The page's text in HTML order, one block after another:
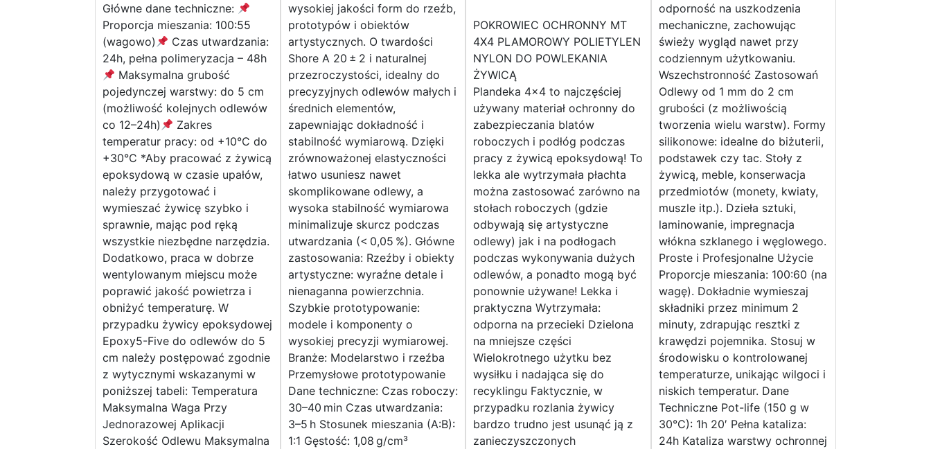
Główne dane techniczne:
Proporcja mieszania: 100:55
(wagowo)
Czas utwardzania:
24h, pełna polimeryzacja – 48h
Maksymalna grubość
pojedynczej warstwy: do 5 cm
(możliwość kolejnych odlewów
co 12–24h)
Zakres
temperatur pracy: od +10°C do
+30°C *Aby pracować z żywicą
epoksydową w czasie upałów,
należy przygotować i
wymieszać żywicę szybko i
sprawnie, mając pod ręką
wszystkie niezbędne narzędzia.
Dodatkowo, praca w dobrze
wentylowanym miejscu może
poprawić jakość powietrza i
obniżyć temperaturę. W
przypadku żywicy epoksydowej
Epoxy5-Five do odlewów do 5
cm należy postępować zgodnie
z wytycznymi wskazanymi w
poniższej tabeli: Temperatura
Maksymalna Waga Przy
Jednorazowej Aplikacji
Szerokość Odlewu Maksymalna
wysokiej jakości form do rzeźb,
prototypów i obiektów
artystycznych. O twardości
Shore A 20 ± 2 i naturalnej
przezroczystości, idealny do
precyzyjnych odlewów małych i
średnich elementów,
zapewniając dokładność i
stabilność wymiarową. Dzięki
zrównoważonej elastyczności
łatwo usuniesz nawet
skomplikowane odlewy, a
wysoka stabilność wymiarowa
minimalizuje skurcz podczas
utwardzania (< 0,05 %). Główne
zastosowania: Rzeźby i obiekty
artystyczne: wyraźne detale i
nienaganna powierzchnia.
Szybkie prototypowanie:
modele i komponenty o
wysokiej precyzji wymiarowej.
Branże: Modelarstwo i rzeźba
Przemysłowe prototypowanie
Dane techniczne: Czas roboczy:
30–40 min Czas utwardzania:
3–5 h Stosunek mieszania (A:B):
1:1 Gęstość: 1,08 g/cm³
POKROWIEC OCHRONNY MT
4X4 PLAMOROWY POLIETYLEN
NYLON DO POWLEKANIA
ŻYWICĄ
Plandeka 4x4 to najczęściej
używany materiał ochronny do
zabezpieczania blatów
roboczych i podłóg podczas
pracy z żywicą epoksydową! To
lekka ale wytrzymała płachta
można zastosować zarówno na
stołach roboczych (gdzie
odbywają się artystyczne
odlewy) jak i na podłogach
podczas wykonywania dużych
odlewów, a ponadto mogą być
ponownie używane! Lekka i
praktyczna Wytrzymała:
odporna na przecieki Dzielona
na mniejsze części
Wielokrotnego użytku bez
wysiłku i nadająca się do
recyklingu Faktycznie, w
przypadku rozlania żywicy
bardzo trudno jest usunąć ją z
zanieczyszczonych
odporność na uszkodzenia
mechaniczne, zachowując
świeży wygląd nawet przy
codziennym użytkowaniu.
Wszechstronność Zastosowań
Odlewy od 1 mm do 2 cm
grubości (z możliwością
tworzenia wielu warstw). Formy
silikonowe: idealne do biżuterii,
podstawek czy tac. Stoły z
żywicą, meble, konserwacja
przedmiotów (monety, kwiaty,
muszle itp.). Dzieła sztuki,
laminowanie, impregnacja
włókna szklanego i węglowego.
Proste i Profesjonalne Użycie
Proporcje mieszania: 100:60 (na
wagę). Dokładnie wymieszaj
składniki przez minimum 2
minuty, zdrapując resztki z
krawędzi pojemnika. Stosuj w
środowisku o kontrolowanej
temperaturze, unikając wilgoci i
niskich temperatur. Dane
Techniczne Pot-life (150 g w
30°C): 1h 20′ Pełna kataliza:
24h Kataliza warstwy ochronnej